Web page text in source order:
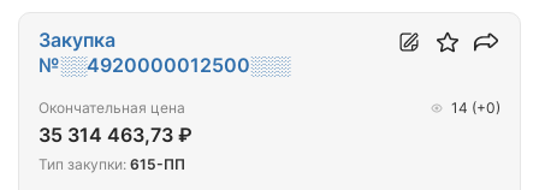
многоквартирных домов (ПРОЕКТ+СМР)
(г.Кировск_г.Мурманск_8МКД)
Закупка
№░░4920000012500░░░
Окончательная цена
35 314 463,73 ₽
14 (+0)
Тип закупки: 615-ПП